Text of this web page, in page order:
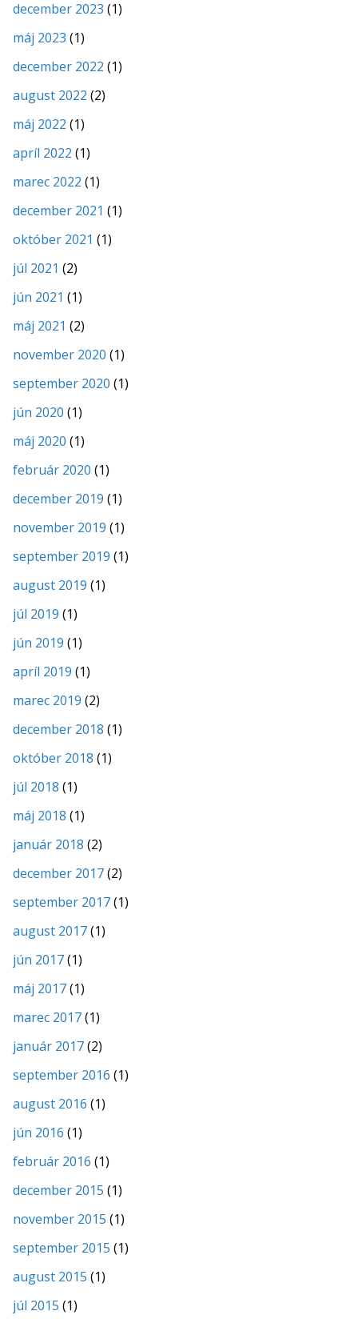
december 2023 (1)
máj 2023 (1)
december 2022 (1)
august 2022 (2)
máj 2022 (1)
apríl 2022 (1)
marec 2022 (1)
december 2021 (1)
október 2021 (1)
júl 2021 (2)
jún 2021 (1)
máj 2021 (2)
november 2020 (1)
september 2020 (1)
jún 2020 (1)
máj 2020 (1)
február 2020 (1)
december 2019 (1)
november 2019 (1)
september 2019 (1)
august 2019 (1)
júl 2019 (1)
jún 2019 (1)
apríl 2019 (1)
marec 2019 (2)
december 2018 (1)
október 2018 (1)
júl 2018 (1)
máj 2018 (1)
január 2018 (2)
december 2017(2)
september 2017(1)
august 2017(1)
jún 2017(1)
máj 2017(1)
marec 2017(1)
január 2017(2)
september 2016 (1)
august 2016 (1)
jún 2016 (1)
február 2016 (1)
december 2015 (1)
november 2015 (1)
september 2015 (1)
august 2015 (1)
júl 2015 (1)